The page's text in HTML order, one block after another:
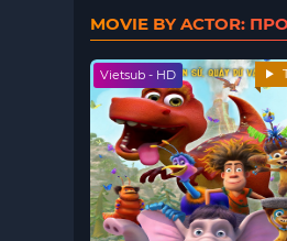
MOVIE BY ACTOR:
Vietsub - HD